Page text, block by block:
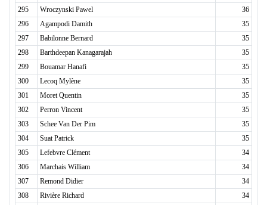
295
Wroczynski Pawel
36
296
Agampodi Damith
35
297
Babilonne Bernard
35
298
Barthdeepan Kanagarajah
35
299
Bouamar Hanafi
35
300
Lecoq Mylène
35
301
Moret Quentin
35
302
Perron Vincent
35
303
Schee Van Der Pim
35
304
Suat Patrick
35
305
Lefebvre Clément
34
306
Marchais William
34
307
Remond Didier
34
308
Rivière Richard
34